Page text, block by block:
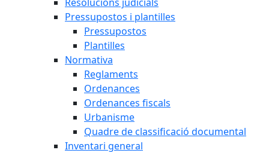
Pressupostos i plantilles
Pressupostos
Plantilles
Normativa
Reglaments
Ordenances
Ordenances fiscals
Urbanisme
Quadre de classificació documental
Inventari general